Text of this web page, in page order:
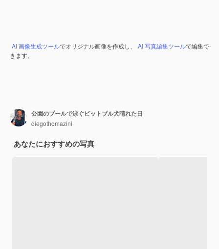
AI 画像生成ツールでオリジナル画像を作成し、 AI 写真編集ツールで編集で
きます。
公園のプールで泳ぐピットブル犬晴れた日
diegothomazini
あなたにおすすめの写真